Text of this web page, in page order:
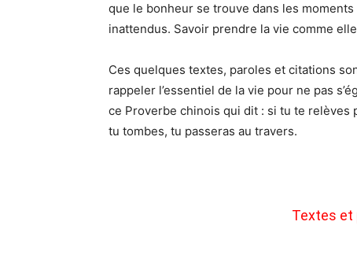
que le bonheur se trouve dans les moments
inattendus. Savoir prendre la vie comme
Ces quelques textes, paroles et citations
rappeler l’essentiel de la vie pour ne pas
ce Proverbe chinois qui dit : si tu te relèves
tu tombes, tu passeras au travers.
Textes et